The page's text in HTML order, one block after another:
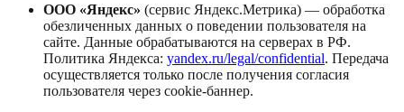
ООО «Яндекс» (сервис Яндекс.Метрика) — обработка
обезличенных данных о поведении пользователя на
сайте. Данные обрабатываются на серверах в РФ.
Политика Яндекса: yandex.ru/legal/confidential. Передача
осуществляется только после получения согласия
пользователя через cookie-баннер.